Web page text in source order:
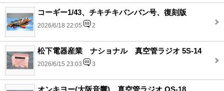
コーギー1/43、チキチキバンバン号、復刻版
2026/6/18 22:05 2
松下電器産業 ナショナル 真空管ラジオ 5S-14
2026/6/15 23:03 3
オンキヨー(大阪音響)、真空管ラジオ OS-18